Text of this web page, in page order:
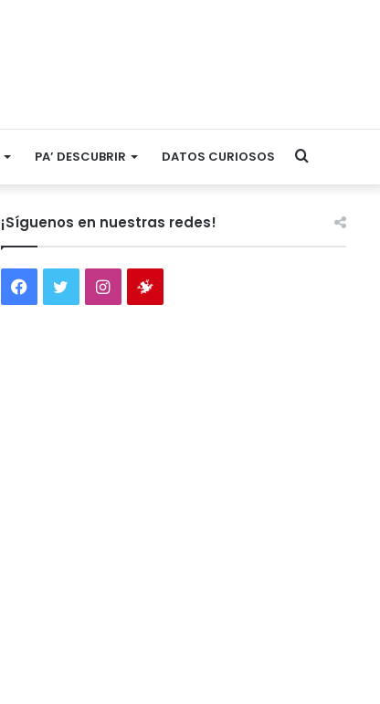
PA’ DESCUBRIR DATOS CURIOSOS Search
¡Síguenos en nuestras redes!
Facebook
TwitterInstagram